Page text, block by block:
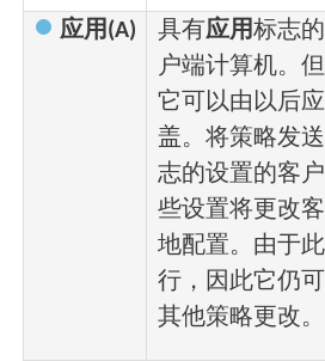
应用(A) 具有应用标志
户端计算机。
它可以由以后
盖。将策略发
志的设置的客
些设置将更改
地配置。由于
行，因此它仍
其他策略更改。